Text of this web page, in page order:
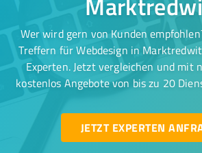
Wer wird gern von Kunden
Treffern für Webdesign in
Experten. Jetzt vergleichen und mit
kostenlos Angebote von bis zu 20
JETZT EXPERTEN